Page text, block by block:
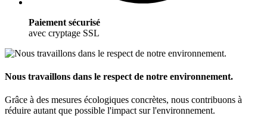
Paiement sécurisé
avec cryptage SSL
Nous travaillons dans le respect de notre environnement.
Grâce à des mesures écologiques concrètes, nous contribuons à
réduire autant que possible l'impact sur l'environnement.